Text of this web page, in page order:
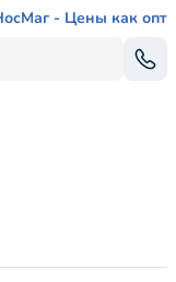
- Цены как опт